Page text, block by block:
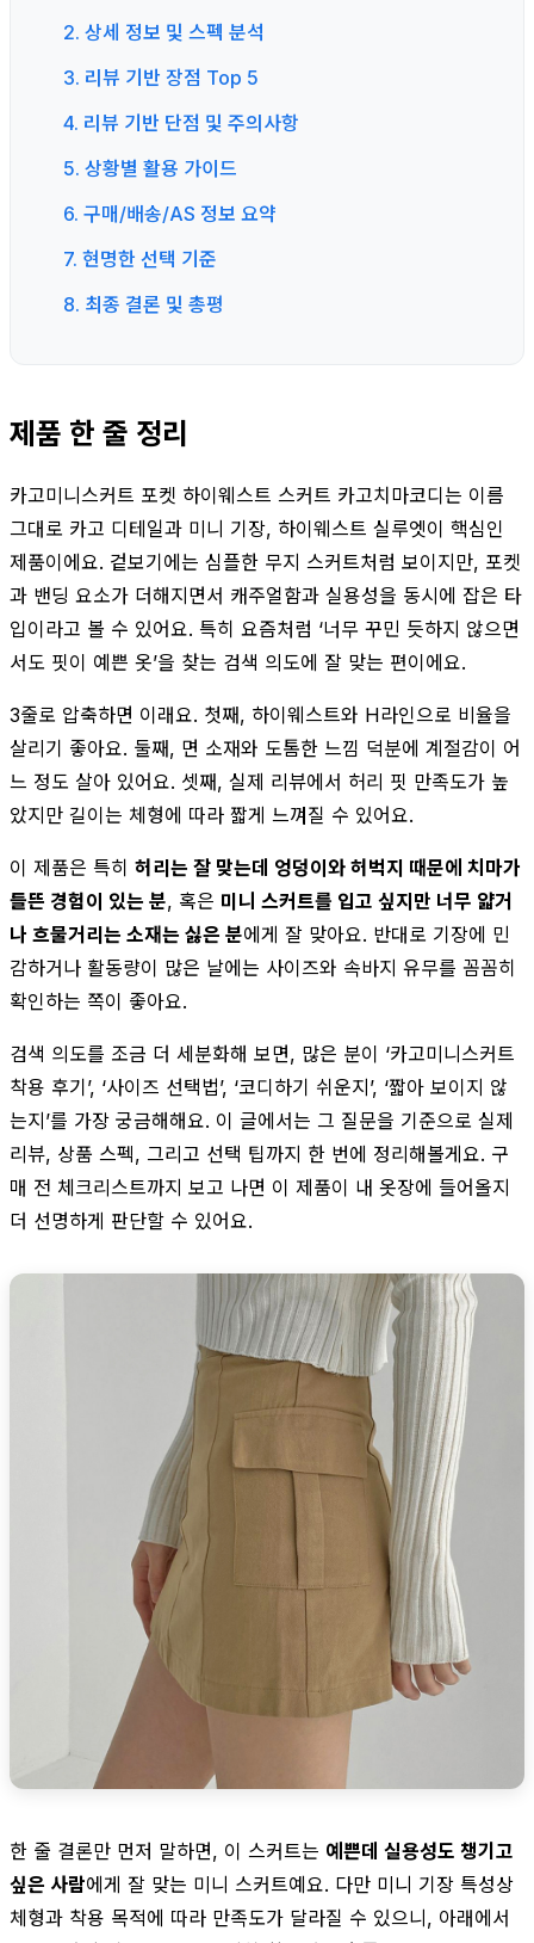
2. 상세 정보 및 스펙 분석
3. 리뷰 기반 장점 Top 5
4. 리뷰 기반 단점 및 주의사항
5. 상황별 활용 가이드
6. 구매/배송/AS 정보 요약
7. 현명한 선택 기준
8. 최종 결론 및 총평
제품 한 줄 정리
카고미니스커트 포켓 하이웨스트 스커트 카고치마코디는 이름
그대로 카고 디테일과 미니 기장, 하이웨스트 실루엣이 핵심인
제품이에요. 겉보기에는 심플한 무지 스커트처럼 보이지만, 포켓
과 밴딩 요소가 더해지면서 캐주얼함과 실용성을 동시에 잡은 타
입이라고 볼 수 있어요. 특히 요즘처럼 ‘너무 꾸민 듯하지 않으면
서도 핏이 예쁜 옷’을 찾는 검색 의도에 잘 맞는 편이에요.
3줄로 압축하면 이래요. 첫째, 하이웨스트와 H라인으로 비율을
살리기 좋아요. 둘째, 면 소재와 도톰한 느낌 덕분에 계절감이 어
느 정도 살아 있어요. 셋째, 실제 리뷰에서 허리 핏 만족도가 높
았지만 길이는 체형에 따라 짧게 느껴질 수 있어요.
이 제품은 특히 허리는 잘 맞는데 엉덩이와 허벅지 때문에 치마가
들뜬 경험이 있는 분, 혹은 미니 스커트를 입고 싶지만 너무 얇거
나 흐물거리는 소재는 싫은 분에게 잘 맞아요. 반대로 기장에 민
감하거나 활동량이 많은 날에는 사이즈와 속바지 유무를 꼼꼼히
확인하는 쪽이 좋아요.
검색 의도를 조금 더 세분화해 보면, 많은 분이 ‘카고미니스커트
착용 후기’, ‘사이즈 선택법’, ‘코디하기 쉬운지’, ‘짧아 보이지 않
는지’를 가장 궁금해해요. 이 글에서는 그 질문을 기준으로 실제
리뷰, 상품 스펙, 그리고 선택 팁까지 한 번에 정리해볼게요. 구
매 전 체크리스트까지 보고 나면 이 제품이 내 옷장에 들어올지
더 선명하게 판단할 수 있어요.
한 줄 결론만 먼저 말하면, 이 스커트는 예쁜데 실용성도 챙기고
싶은 사람에게 잘 맞는 미니 스커트예요. 다만 미니 기장 특성상
체형과 착용 목적에 따라 만족도가 달라질 수 있으니, 아래에서